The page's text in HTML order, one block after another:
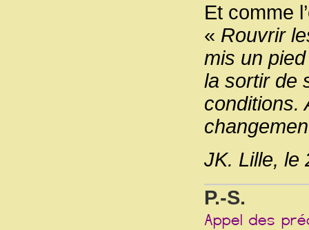
Et comme
« Rouvrir
mis un
la sortir de
conditions.
JK. Lille, le
P.-S.